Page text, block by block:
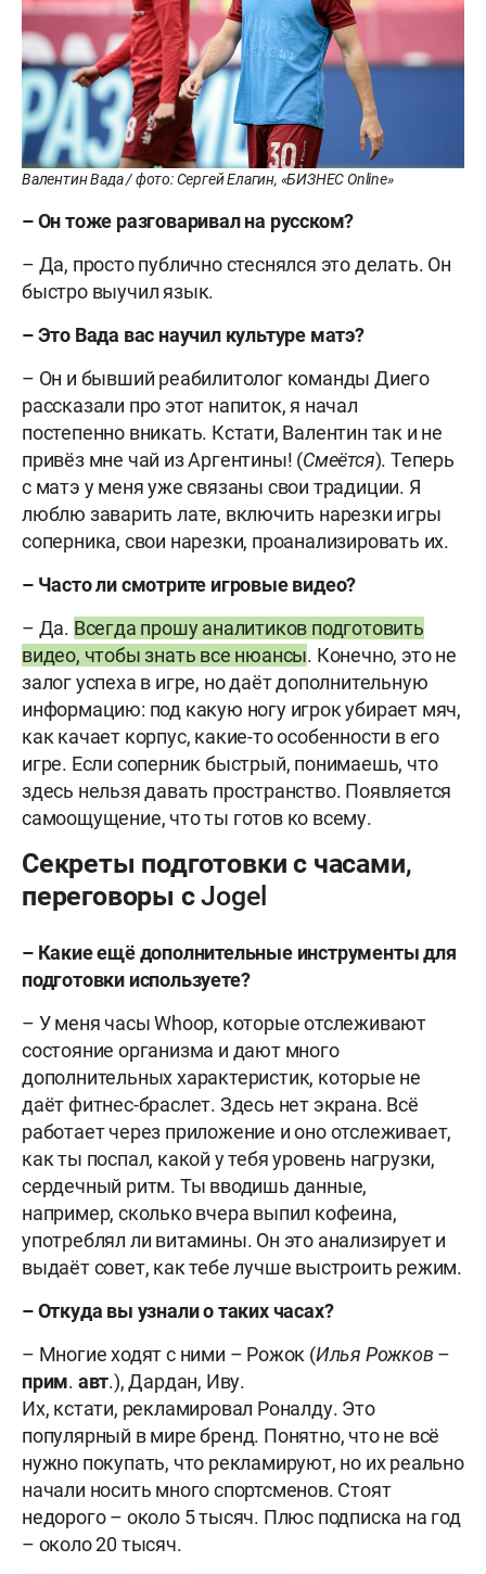
Валентин Вада / фото: Сергей Елагин, «БИЗНЕС Online»
– Он тоже разговаривал на русском?
– Да, просто публично стеснялся это делать. Он
быстро выучил язык.
– Это Вада вас научил культуре матэ?
– Он и бывший реабилитолог команды Диего
рассказали про этот напиток, я начал
постепенно вникать. Кстати, Валентин так и не
привёз мне чай из Аргентины! (Смеётся). Теперь
с матэ у меня уже связаны свои традиции. Я
люблю заварить лате, включить нарезки игры
соперника, свои нарезки, проанализировать их.
– Часто ли смотрите игровые видео?
– Да. Всегда прошу аналитиков подготовить
видео, чтобы знать все нюансы. Конечно, это не
залог успеха в игре, но даёт дополнительную
информацию: под какую ногу игрок убирает мяч,
как качает корпус, какие-то особенности в его
игре. Если соперник быстрый, понимаешь, что
здесь нельзя давать пространство. Появляется
самоощущение, что ты готов ко всему.
Секреты подготовки с часами,
переговоры с Jogel
– Какие ещё дополнительные инструменты для
подготовки используете?
– У меня часы Whoop, которые отслеживают
состояние организма и дают много
дополнительных характеристик, которые не
даёт фитнес-браслет. Здесь нет экрана. Всё
работает через приложение и оно отслеживает,
как ты поспал, какой у тебя уровень нагрузки,
сердечный ритм. Ты вводишь данные,
например, сколько вчера выпил кофеина,
употреблял ли витамины. Он это анализирует и
выдаёт совет, как тебе лучше выстроить режим.
– Откуда вы узнали о таких часах?
– Многие ходят с ними – Рожок (Илья Рожков –
прим. авт.), Дардан, Иву.
Их, кстати, рекламировал Роналду. Это
популярный в мире бренд. Понятно, что не всё
нужно покупать, что рекламируют, но их реально
начали носить много спортсменов. Стоят
недорого – около 5 тысяч. Плюс подписка на год
– около 20 тысяч.